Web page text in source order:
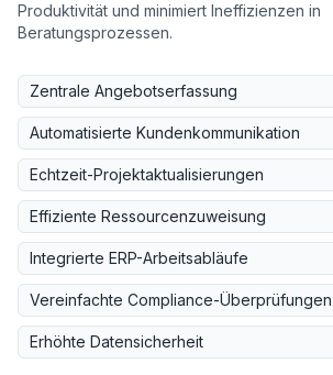
Produktivität und minimiert Ineffizienzen in
Beratungsprozessen.
Zentrale Angebotserfassung
Automatisierte Kundenkommunikation
Echtzeit-Projektaktualisierungen
Effiziente Ressourcenzuweisung
Integrierte ERP-Arbeitsabläufe
Vereinfachte Compliance-Überprüfungen
Erhöhte Datensicherheit